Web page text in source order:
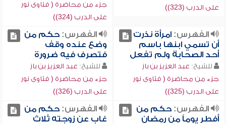
على الدرب (323))
جزء من محاضرة ( فتاوى نور
على الدرب (324))
الفهرس:امرأة نذرت
أن تسمي ابنها باسم
أحد الصحابة ولم تفعل
للشيخ: عبد العزيز بن باز
جزء من محاضرة ( فتاوى نور
على الدرب (325))
الفهرس:حكم من
وضع عنده وقف
فتصرف فيه ضرورة
للشيخ: عبد العزيز بن باز
جزء من محاضرة ( فتاوى نور
على الدرب (326))
الفهرس:حكم من
أفطر يوماً من رمضان
الفهرس:حكم من
غاب عن زوجته ثلاث